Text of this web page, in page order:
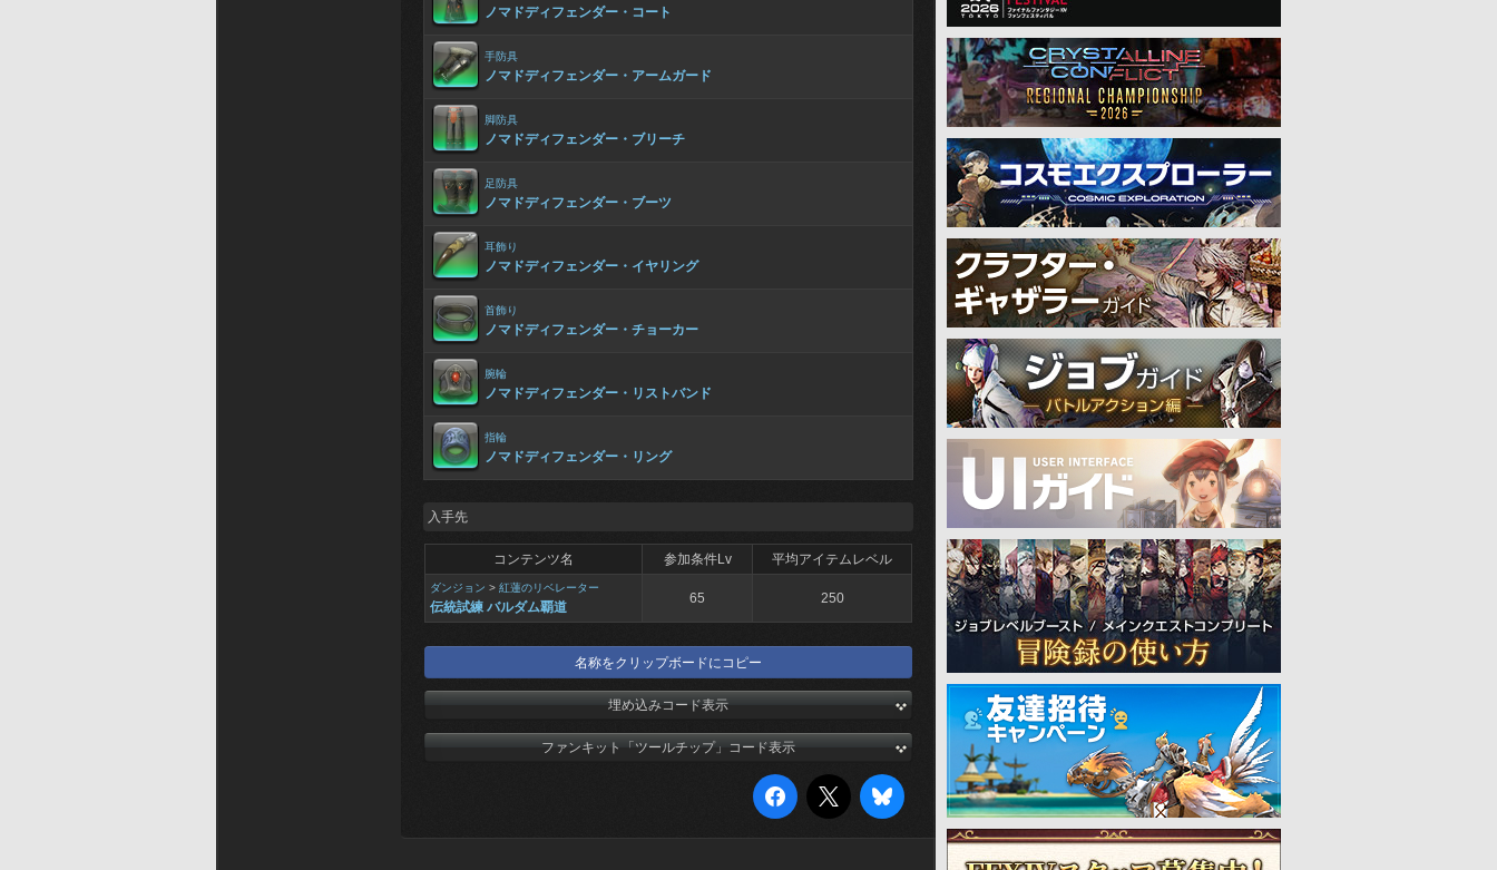
ノマドディフェンダー・コート
手防具
ノマドディフェンダー・アームガード
脚防具
ノマドディフェンダー・ブリーチ
足防具
ノマドディフェンダー・ブーツ
耳飾り
ノマドディフェンダー・イヤリング
首飾り
ノマドディフェンダー・チョーカー
腕輪
ノマドディフェンダー・リストバンド
指輪
ノマドディフェンダー・リング
入手先
コンテンツ名 参加条件Lv 平均アイテムレベル
ダンジョン > 紅蓮のリベレーター
伝統試練 バルダム覇道
65 250
名称をクリップボードにコピー
埋め込みコード表示
ファンキット「ツールチップ」コード表示